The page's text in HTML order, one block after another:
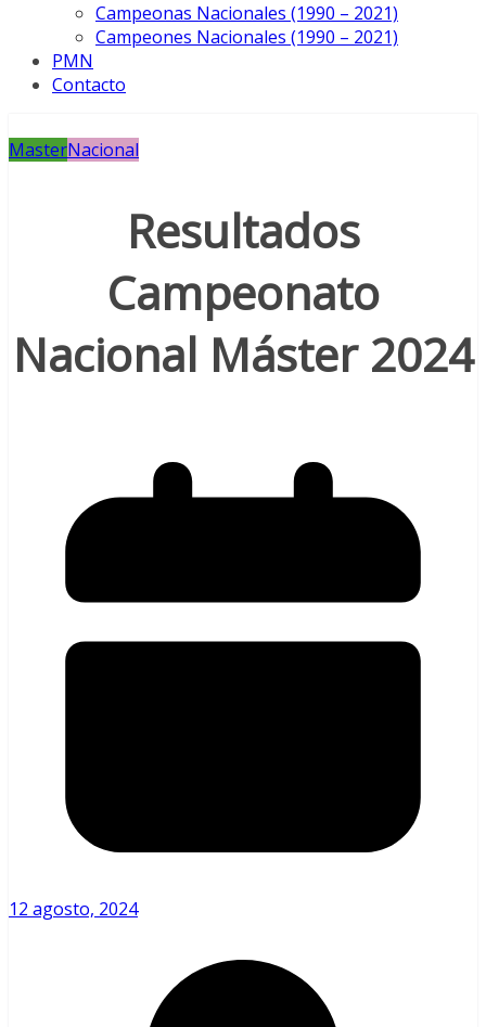
Campeonas Nacionales (1990 – 2021)
Campeones Nacionales (1990 – 2021)
PMN
Contacto
MasterNacional
Resultados
Campeonato
Nacional Máster 2024
12 agosto, 2024